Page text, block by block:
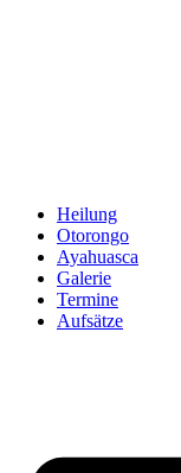
Heilung
Otorongo
Ayahuasca
Galerie
Termine
Aufsätze